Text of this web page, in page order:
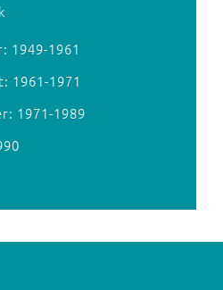
1949-1961
1961-1971
1971-1989